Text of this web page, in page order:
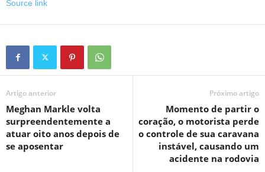
Source link
Artigo anterior
Meghan Markle volta
surpreendentemente a
atuar oito anos depois de
se aposentar
Próximo artigo
Momento de partir o
coração, o motorista perde
o controle de sua caravana
instável, causando um
acidente na rodovia